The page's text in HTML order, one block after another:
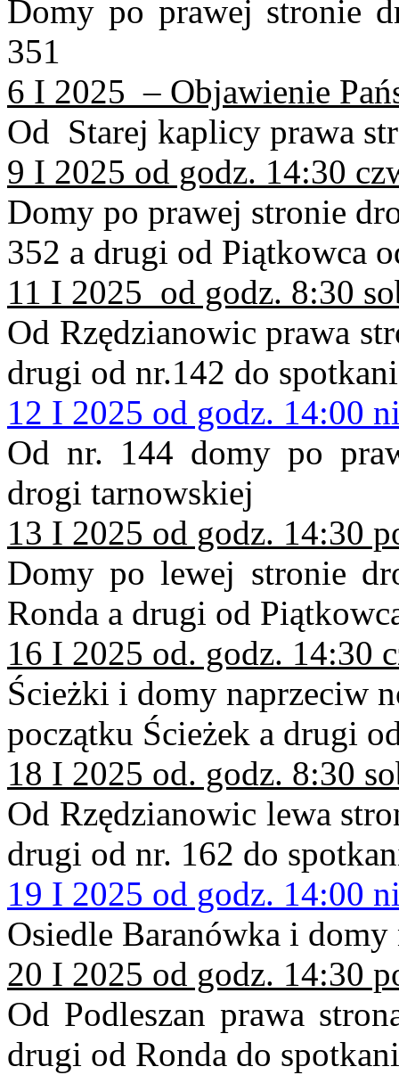
Domy po prawej stronie
351
6 I 2025 – Objawienie
Od Starej kaplicy prawa
9 I 2025 od godz. 14:30
Domy po prawej stronie
352 a drugi od Piątkowca
11 I 2025 od godz. 8:30
Od Rzędzianowic prawa
drugi od nr.142 do
12 I 2025 od godz. 14:00
Od nr. 144 domy po
drogi tarnowskiej
13 I 2025 od godz. 14:30
Domy po lewej stronie
Ronda a drugi od
16 I 2025 od. godz. 14:30
Ścieżki i domy naprzeciw
początku Ścieżek a drugi
18 I 2025 od. godz. 8:30
Od Rzędzianowic lewa
drugi od nr. 162 do
19 I 2025 od godz. 14:00
Osiedle Baranówka i domy
20 I 2025 od godz. 14:30
Od Podleszan prawa
drugi od Ronda do